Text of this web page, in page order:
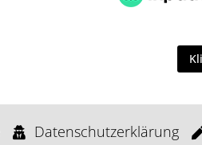
Datenschutzerklärung